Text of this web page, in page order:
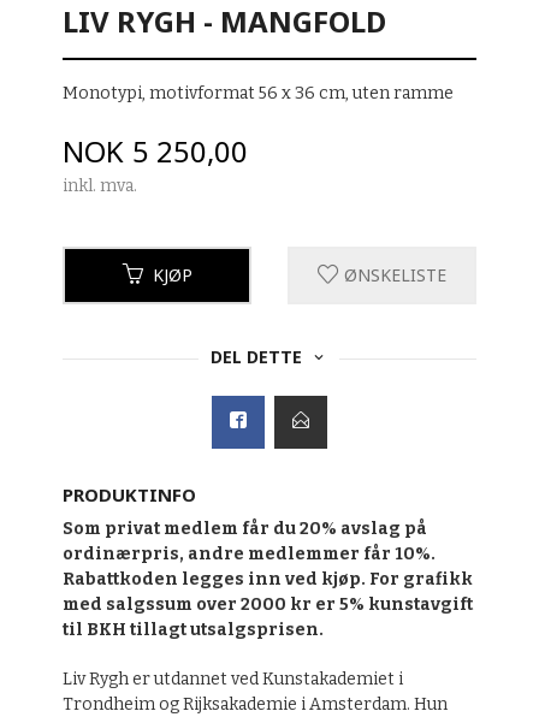
LIV RYGH - MANGFOLD
Monotypi, motivformat 56 x 36 cm, uten ramme
Pris
NOK 5 250,00
inkl. mva.
KJØP ØNSKELISTE
DEL DETTE
PRODUKTINFO
Som privat medlem får du 20% avslag på
ordinærpris, andre medlemmer får 10%.
Rabattkoden legges inn ved kjøp. For grafikk
med salgssum over 2000 kr er 5% kunstavgift
til BKH tillagt utsalgsprisen.
Liv Rygh er utdannet ved Kunstakademiet i
Trondheim og Rijksakademie i Amsterdam. Hun